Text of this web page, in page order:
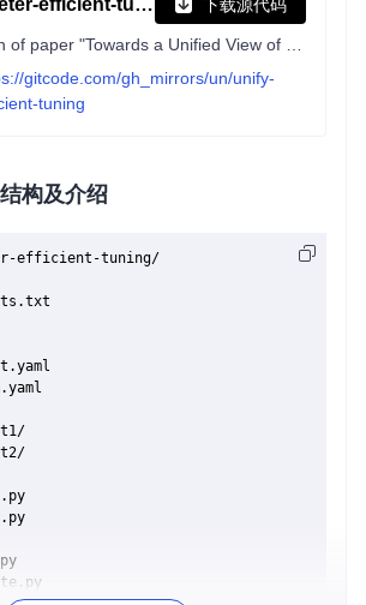
unify-parameter-efficient-tuning 下载源代码
gitcode.com/gh_mirrors/un/unify-
tuning
构及介绍
efficient-tuning/